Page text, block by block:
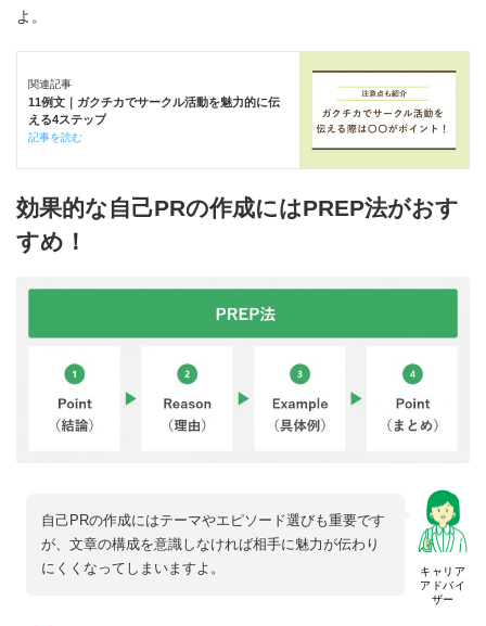
よ。
関連記事
11例文｜ガクチカでサークル活動を魅力的に伝
える4ステップ
記事を読む
効果的な自己PRの作成にはPREP法がおす
すめ！
キャリア
アドバイ
ザー
自己PRの作成にはテーマやエピソード選びも重要です
が、文章の構成を意識しなければ相手に魅力が伝わり
にくくなってしまいますよ。